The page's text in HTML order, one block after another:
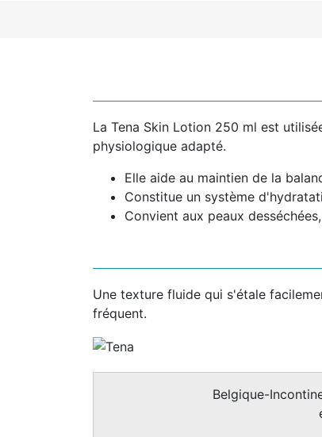
La Tena Skin Lotion 250 ml est
physiologique adapté.
Elle aide au maintien de la
Constitue un système
Convient aux peaux
Une texture fluide qui s'étale
fréquent.
Belgique-